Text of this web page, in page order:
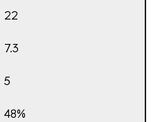
22
7.3
5
48%